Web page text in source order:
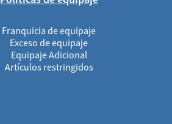
Franquicia de equipaje
Exceso de equipaje
Equipaje Adicional
Artículos restringidos